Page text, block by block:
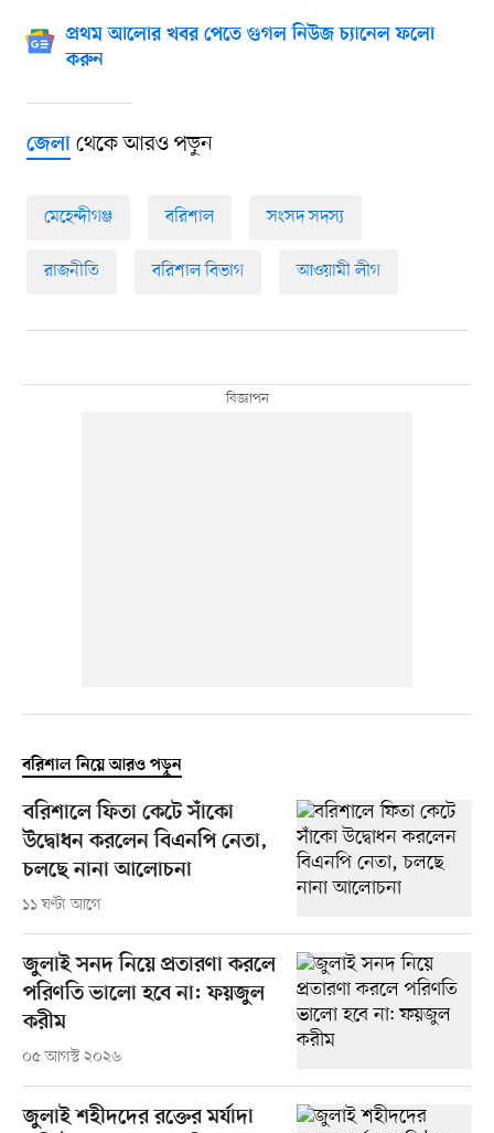
প্রথম আলোর খবর পেতে গুগল নিউজ চ্যানেল ফলো
করুন
জেলাথেকে আরও পড়ুন
মেহেন্দীগঞ্জ বরিশাল সংসদ সদস্য
রাজনীতি বরিশাল বিভাগ আওয়ামী লীগ
বরিশাল নিয়ে আরও পড়ুন
বরিশালে ফিতা কেটে সাঁকো
উদ্বোধন করলেন বিএনপি নেতা,
চলছে নানা আলোচনা
১১ ঘণ্টা আগে
জুলাই সনদ নিয়ে প্রতারণা করলে
পরিণতি ভালো হবে না: ফয়জুল
করীম
০৫ আগস্ট ২০২৬
জুলাই শহীদদের রক্তের মর্যাদা